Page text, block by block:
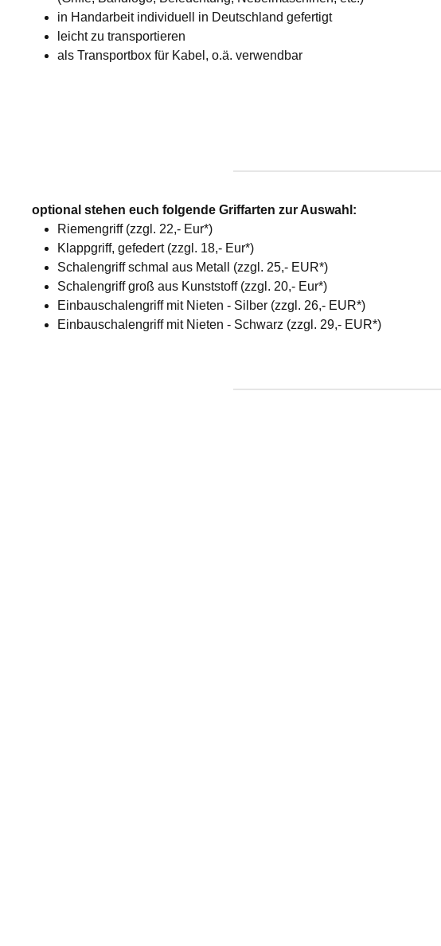
in Handarbeit individuell in Deutschland gefertigt
leicht zu transportieren
als Transportbox für Kabel, o.ä. verwendbar
optional stehen euch folgende Griffarten zur Auswahl:
Riemengriff (zzgl. 22,- Eur*)
Klappgriff, gefedert (zzgl. 18,- Eur*)
Schalengriff schmal aus Metall (zzgl. 25,- EUR*)
Schalengriff groß aus Kunststoff (zzgl. 20,- Eur*)
Einbauschalengriff mit Nieten - Silber (zzgl. 26,- EUR*)
Einbauschalengriff mit Nieten - Schwarz (zzgl. 29,- EUR*)